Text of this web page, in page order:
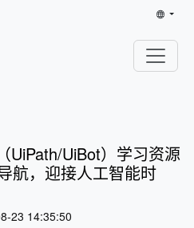
UiPath/UiBot）学习资源
航，迎接人工智能时
23 14:35:50